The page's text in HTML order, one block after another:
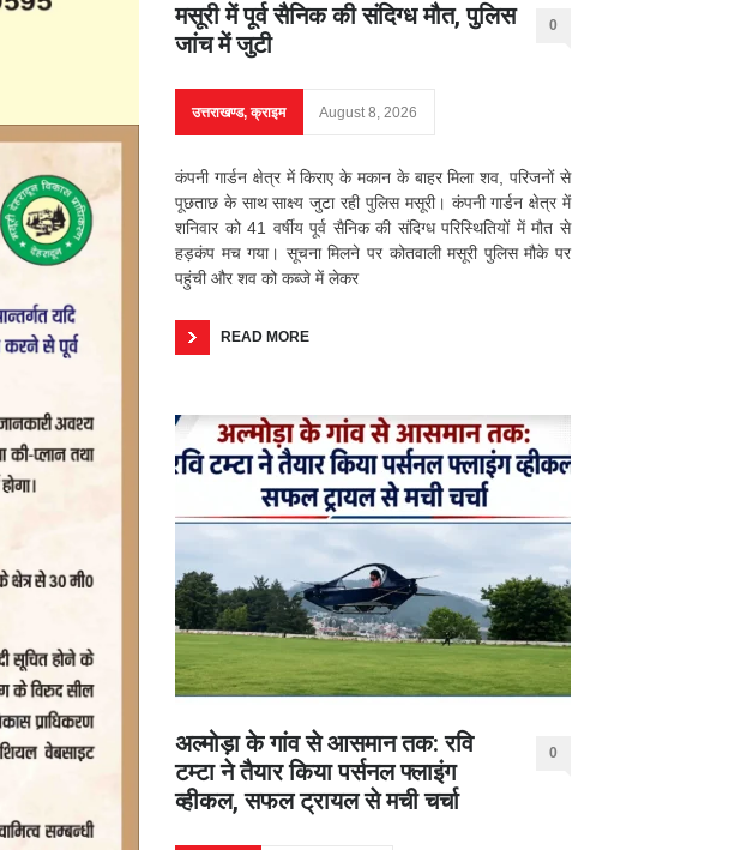
मसूरी में पूर्व सैनिक की संदिग्ध मौत, पुलिस
जांच में जुटी
0
उत्तराखण्ड,क्राइम August 8, 2026
कंपनी गार्डन क्षेत्र में किराए के मकान के बाहर मिला शव, परिजनों से
पूछताछ के साथ साक्ष्य जुटा रही पुलिस मसूरी। कंपनी गार्डन क्षेत्र में
शनिवार को 41 वर्षीय पूर्व सैनिक की संदिग्ध परिस्थितियों में मौत से
हड़कंप मच गया। सूचना मिलने पर कोतवाली मसूरी पुलिस मौके पर
पहुंची और शव को कब्जे में लेकर
READ MORE
अल्मोड़ा के गांव से आसमान तक: रवि
टम्टा ने तैयार किया पर्सनल फ्लाइंग
व्हीकल, सफल ट्रायल से मची चर्चा
0